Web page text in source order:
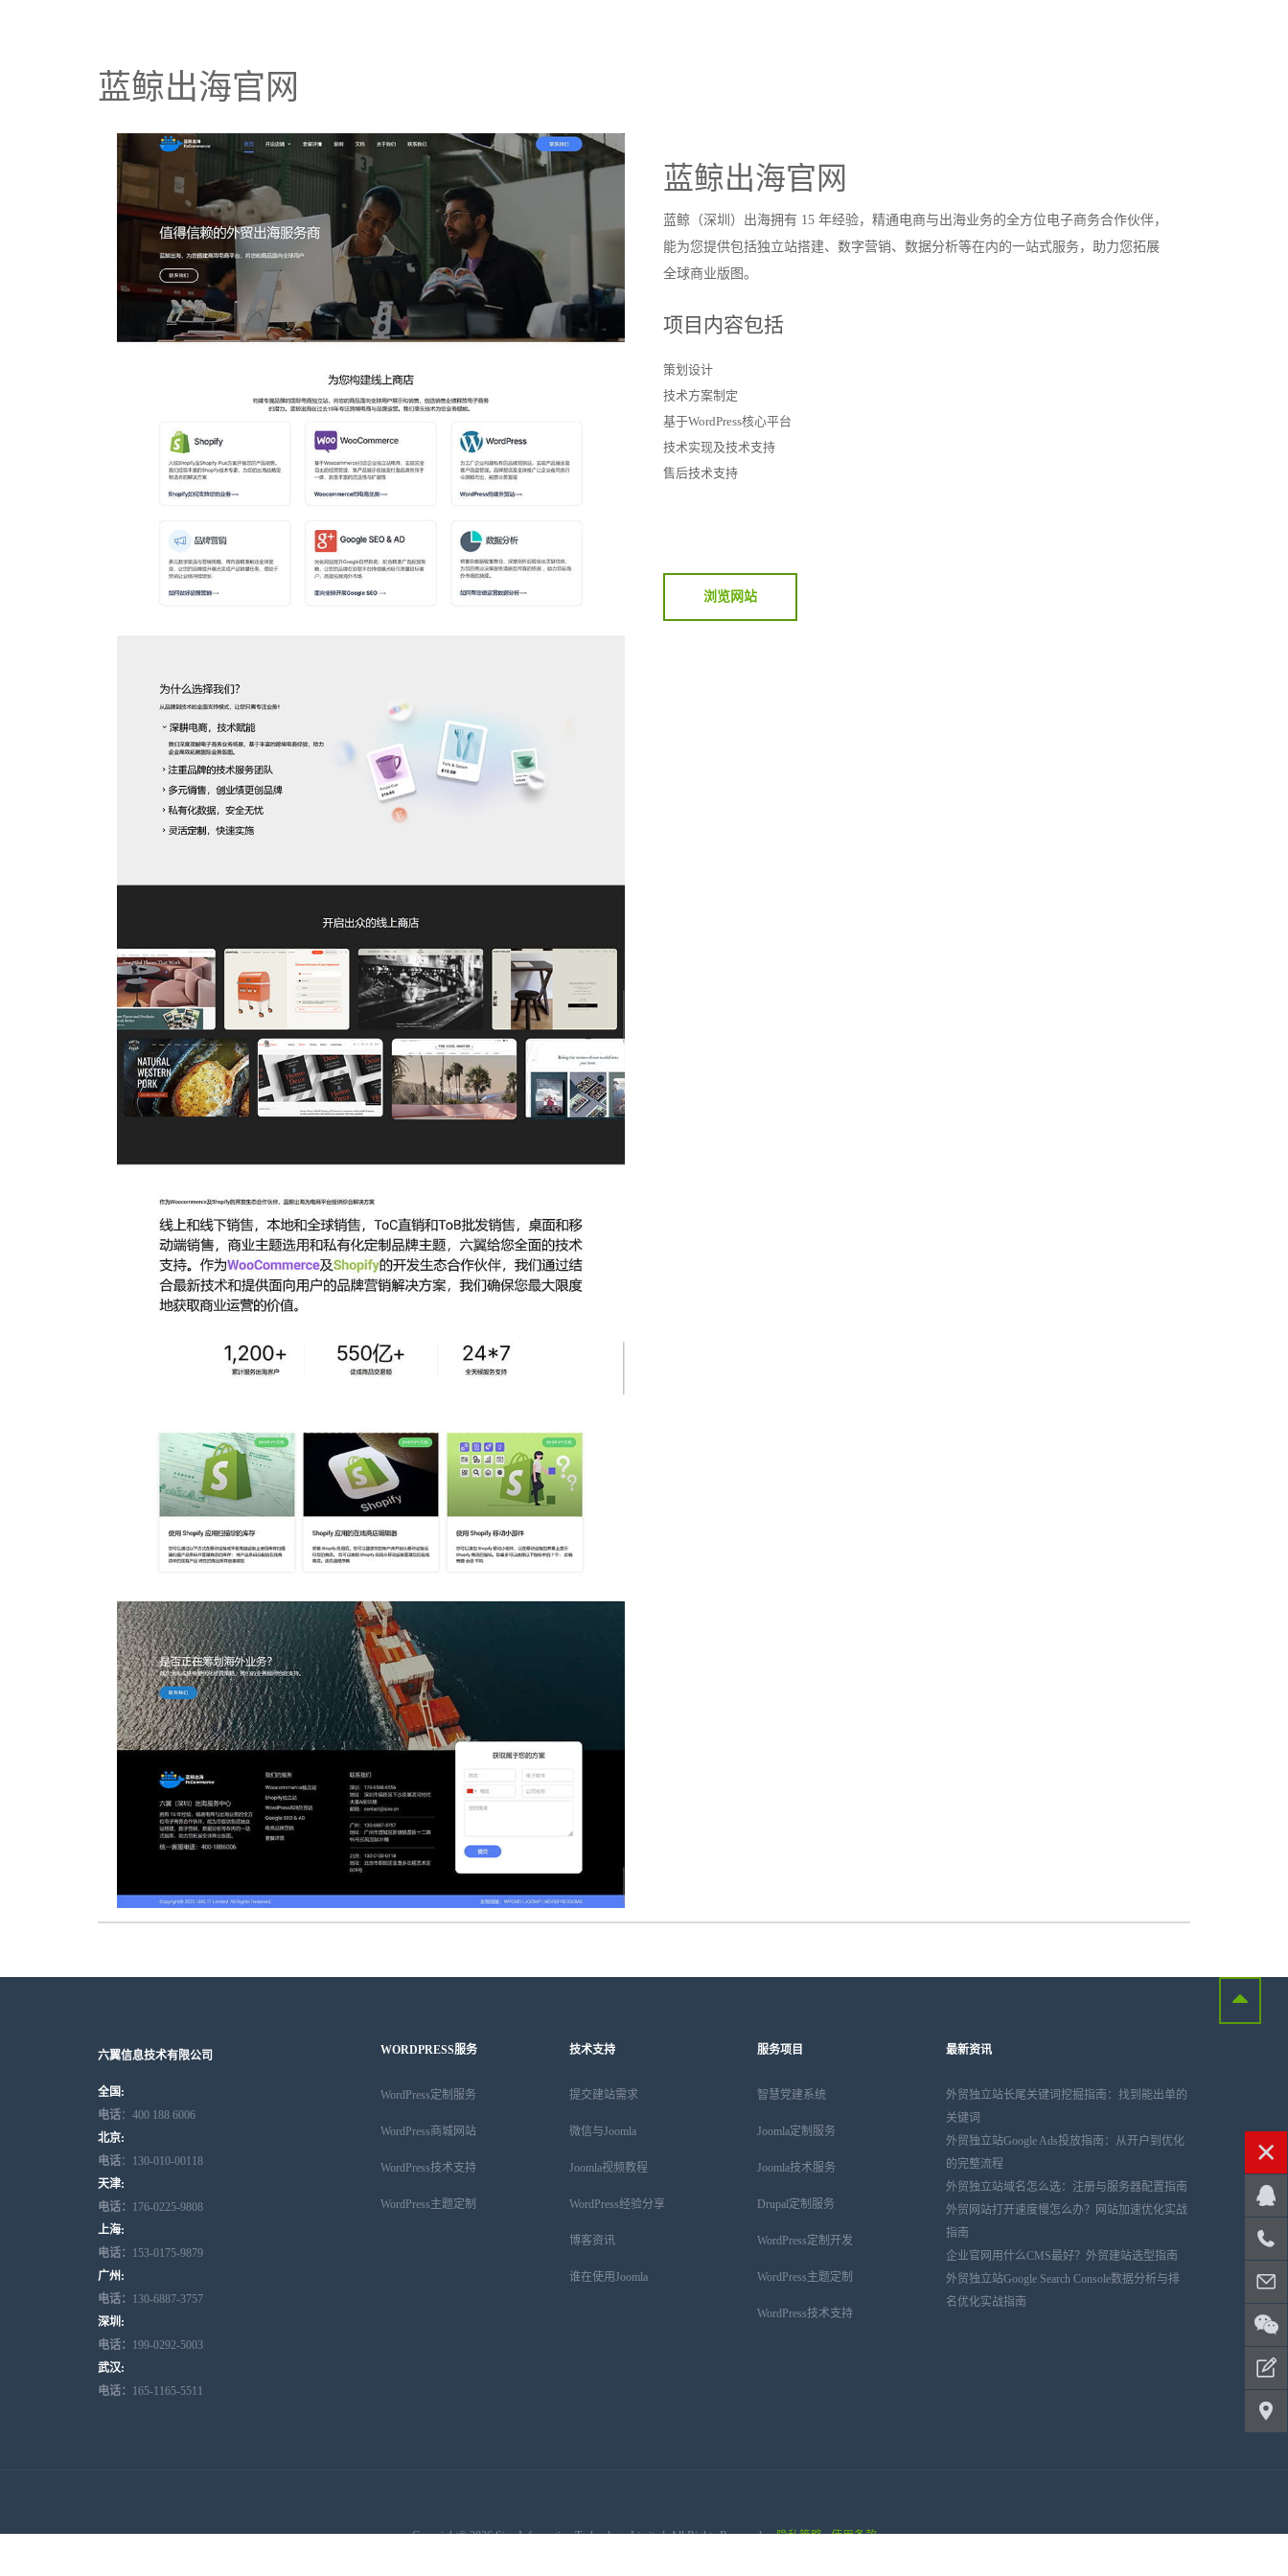
蓝鲸出海官网
蓝鲸出海官网
蓝鲸（深圳）出海拥有 15 年经验，精通电商与出海业务的全方位电子商务合作伙伴，
能为您提供包括独立站搭建、数字营销、数据分析等在内的一站式服务，助力您拓展
全球商业版图。
项目内容包括
策划设计
技术方案制定
基于WordPress核心平台
技术实现及技术支持
售后技术支持
浏览网站
六翼信息技术有限公司
全国:
电话：400 188 6006
北京:
电话：130-010-00118
天津:
电话： 176-0225-9808
上海:
电话： 153-0175-9879
广州:
电话： 130-6887-3757
深圳:
电话： 199-0292-5003
武汉:
电话： 165-1165-5511
WORDPRESS服务
WordPress定制服务
WordPress商城网站
WordPress技术支持
WordPress主题定制
技术支持
提交建站需求
微信与Joomla
Joomla视频教程
WordPress经验分享
博客资讯
谁在使用Joomla
服务项目
智慧党建系统
Joomla定制服务
Joomla技术服务
Drupal定制服务
WordPress定制开发
WordPress主题定制
WordPress技术支持
最新资讯
外贸独立站长尾关键词挖掘指南：找到能出单的
关键词
外贸独立站Google Ads投放指南：从开户到优化
的完整流程
外贸独立站域名怎么选：注册与服务器配置指南
外贸网站打开速度慢怎么办？网站加速优化实战
指南
企业官网用什么CMS最好？外贸建站选型指南
外贸独立站Google Search Console数据分析与排
名优化实战指南
Copyright© 2026 Sixe Information Technology Limited. All Rights Reserved.隐私策略 使用条款